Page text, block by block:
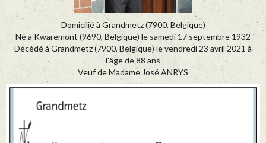
Domicilié à Grandmetz (7900, Belgique)
Né à Kwaremont (9690, Belgique) le samedi 17 septembre 1932
Décédé à Grandmetz (7900, Belgique) le vendredi 23 avril 2021 à
l'âge de 88 ans
Veuf de Madame José ANRYS